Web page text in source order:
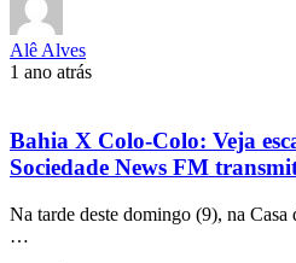
Alê Alves
1 ano atrás
Bahia X Colo-Colo: Veja
Sociedade News FM
Na tarde deste domingo (9), na
…